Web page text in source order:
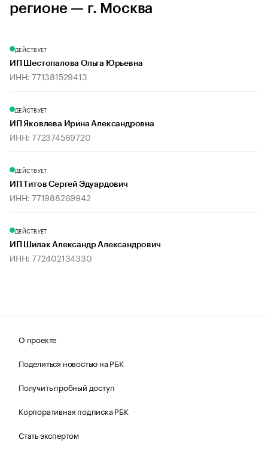
регионе — г. Москва
ДЕЙСТВУЕТ
ИП Шестопалова Ольга Юрьевна
ИНН: 771381529413
ДЕЙСТВУЕТ
ИП Яковлева Ирина Александровна
ИНН: 772374569720
ДЕЙСТВУЕТ
ИП Титов Сергей Эдуардович
ИНН: 771988269942
ДЕЙСТВУЕТ
ИП Шилак Александр Александрович
ИНН: 772402134330
О проекте
Поделиться новостью на РБК
Получить пробный доступ
Корпоративная подписка РБК
Стать экспертом